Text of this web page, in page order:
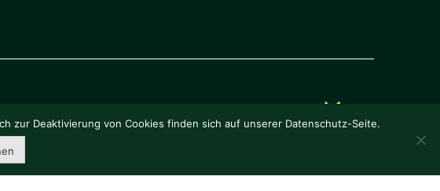
zur Deaktivierung von Cookies finden sich auf unserer Datenschutz-Seite.